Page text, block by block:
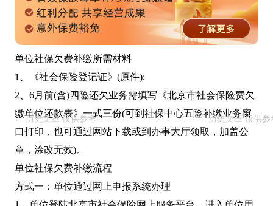
单位社保欠费补缴所需材料
1、《社会保险登记证》(原件);
2、6月前(含)四险还欠业务需填写《北京市社会保险费欠
缴单位还款表》一式三份(可到社保中心五险补缴业务窗
口打印，也可通过网站下载或到办事大厅领取，加盖公
章，涂改无效)。
单位社保欠费补缴流程
方式一：单位通过网上申报系统办理